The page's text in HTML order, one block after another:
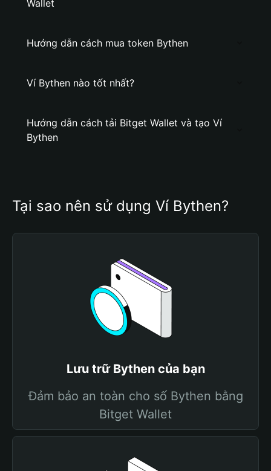
Wallet
Hướng dẫn cách mua token Bythen
Ví Bythen nào tốt nhất?
Hướng dẫn cách tải Bitget Wallet và tạo Ví
Bythen
Tại sao nên sử dụng Ví Bythen?
Lưu trữ Bythen của bạn
Đảm bảo an toàn cho số Bythen bằng
Bitget Wallet